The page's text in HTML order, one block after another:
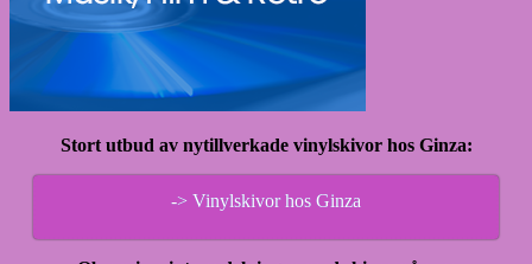
Stort utbud av nytillverkade vinylskivor hos Ginza:
-> Vinylskivor hos Ginza